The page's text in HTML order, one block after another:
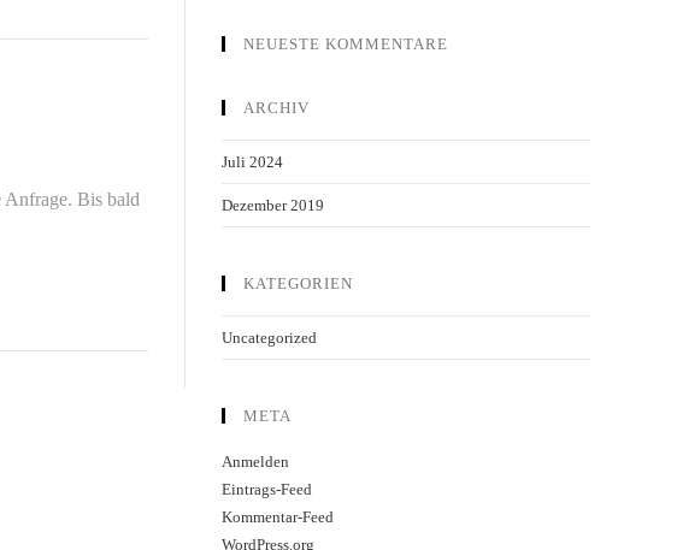
Bis bald
NEUESTE KOMMENTARE
ARCHIV
Juli 2024
Dezember 2019
KATEGORIEN
Uncategorized
META
Anmelden
Eintrags-Feed
Kommentar-Feed
WordPress.org